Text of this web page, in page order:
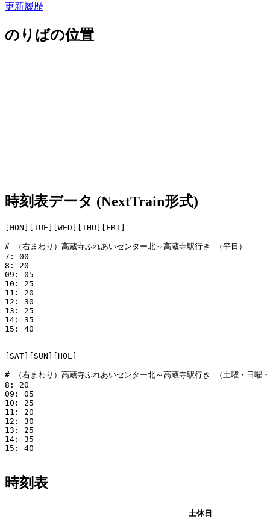
更新履歴
のりばの位置
時刻表データ (NextTrain形式)
[MON][TUE][WED][THU][FRI]
# （右まわり）高蔵寺ふれあいセンター北～高蔵寺駅行き （平日）
7: 00
8: 20
09: 05
10: 25
11: 20
12: 30
13: 25
14: 35
15: 40
[SAT][SUN][HOL]
# （右まわり）高蔵寺ふれあいセンター北～高蔵寺駅行き （土曜・日曜
8: 20
09: 05
10: 25
11: 20
12: 30
13: 25
14: 35
15: 40
時刻表
土休日